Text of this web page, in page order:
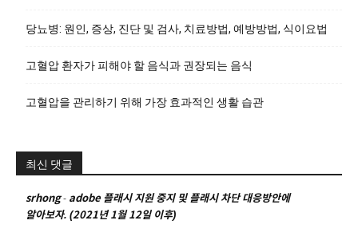
당뇨병: 원인, 증상, 진단 및 검사, 치료방법, 예방방법, 식이요법
고혈압 환자가 피해야 할 음식과 권장되는 음식
고혈압을 관리하기 위해 가장 효과적인 생활 습관
최신 댓글
srhong- adobe 플래시 지원 중지 및 플래시 차단 대응방안에
알아보자. (2021년 1월 12일 이후)